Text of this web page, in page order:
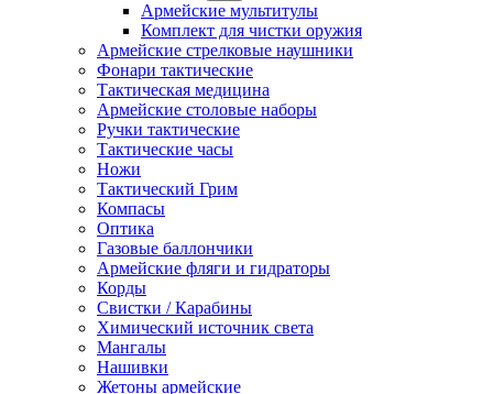
Армейские мультитулы
Комплект для чистки оружия
Армейские стрелковые наушники
Фонари тактические
Тактическая медицина
Армейские столовые наборы
Ручки тактические
Тактические часы
Ножи
Тактический Грим
Компасы
Оптика
Газовые баллончики
Армейские фляги и гидраторы
Корды
Свистки / Карабины
Химический источник света
Мангалы
Нашивки
Жетоны армейские